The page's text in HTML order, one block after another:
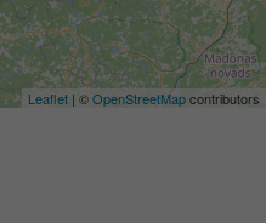
Leaflet | ©OpenStreetMapcontributors